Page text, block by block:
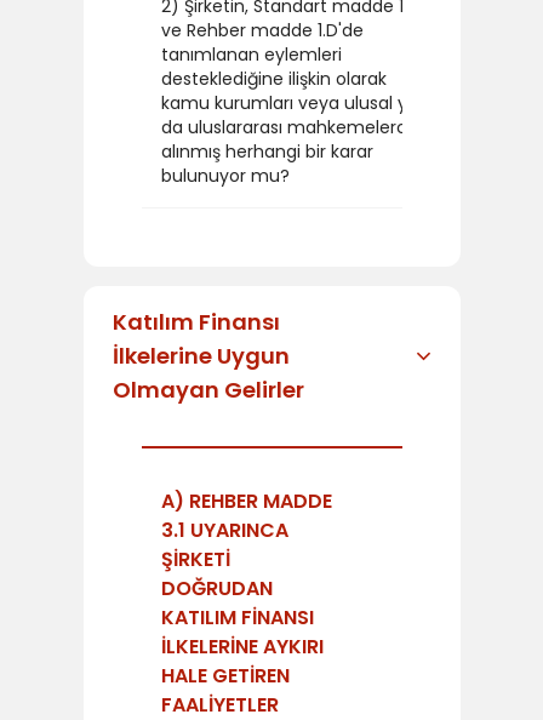
2) Şirketin, Standart madde 1.5
ve Rehber madde 1.D'de
tanımlanan eylemleri
desteklediğine ilişkin olarak
kamu kurumları veya ulusal ya
da uluslararası mahkemelerce
alınmış herhangi bir karar
bulunuyor mu?
Katılım Finansı
İlkelerine Uygun
Olmayan Gelirler
A) REHBER MADDE
3.1 UYARINCA
ŞİRKETİ
DOĞRUDAN
KATILIM FİNANSI
İLKELERİNE AYKIRI
HALE GETİREN
FAALİYETLER